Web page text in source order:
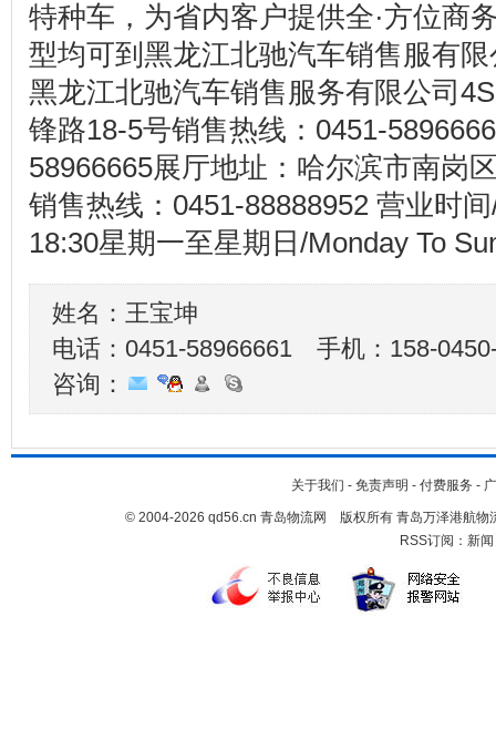
特种车，为省内客户提供全·方位商
型均可到黑龙江北驰汽车销售服有
黑龙江北驰汽车销售服务有限公司
锋路18-5号销售热线：0451-
58966665展厅地址：哈尔滨市南岗
销售热线：0451-88888952 营业时
18:30星期一至星期日/Monday To
姓名：王宝坤
电话：0451-58966661 手机： 158-
咨询：
关于我们 - 免责声明 - 付费服务 -
© 2004-2026 qd56.cn 青岛物流网 版权所有 青岛万泽港航物
RSS订阅： 新闻